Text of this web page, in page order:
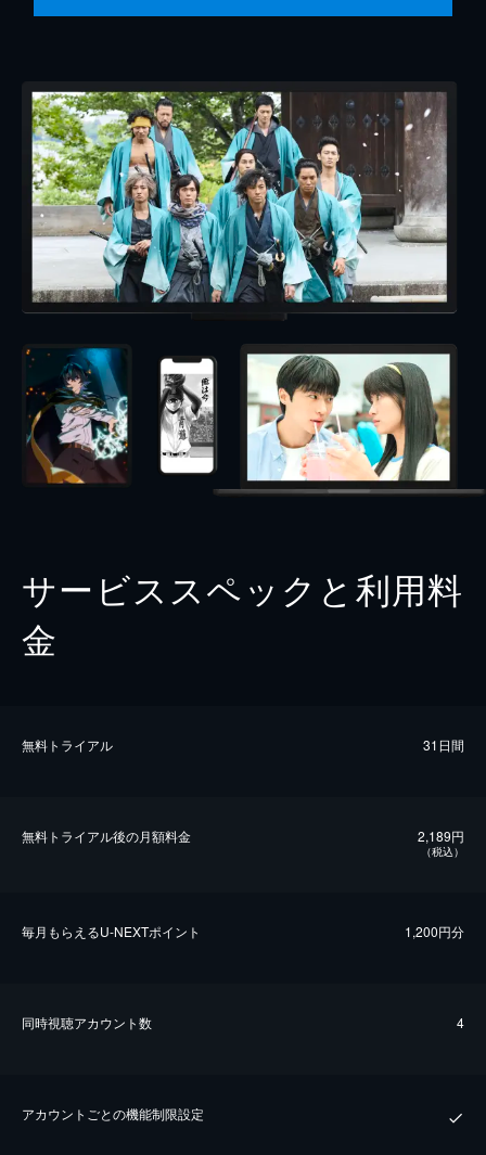
サービススペックと利用料
金
無料トライアル 31日間
無料トライアル後の⽉額料金 2,189円
（税込）
毎⽉もらえるU-NEXTポイント 1,200円分
同時視聴アカウント数 4
アカウントごとの機能制限設定